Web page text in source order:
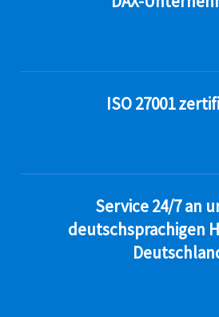
ISO 27001
Service 24/7 an
deutschsprachigen